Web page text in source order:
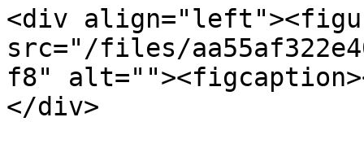
<div
src="/files/
f8"
</div>